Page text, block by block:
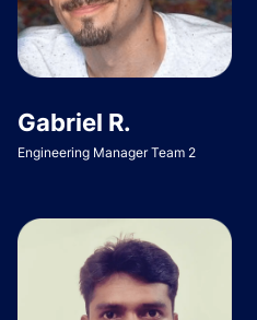
Gabriel R.
Engineering Manager Team 2